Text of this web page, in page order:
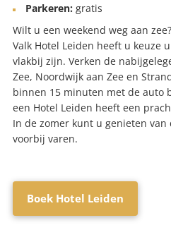
Parkeren: gratis
Wilt u een weekend weg aan
Valk Hotel Leiden heeft u keuze
vlakbij zijn. Verken de
Zee, Noordwijk aan Zee en
binnen 15 minuten met de auto
een Hotel Leiden heeft een
In de zomer kunt u genieten
voorbij varen.
Boek Hotel Leiden